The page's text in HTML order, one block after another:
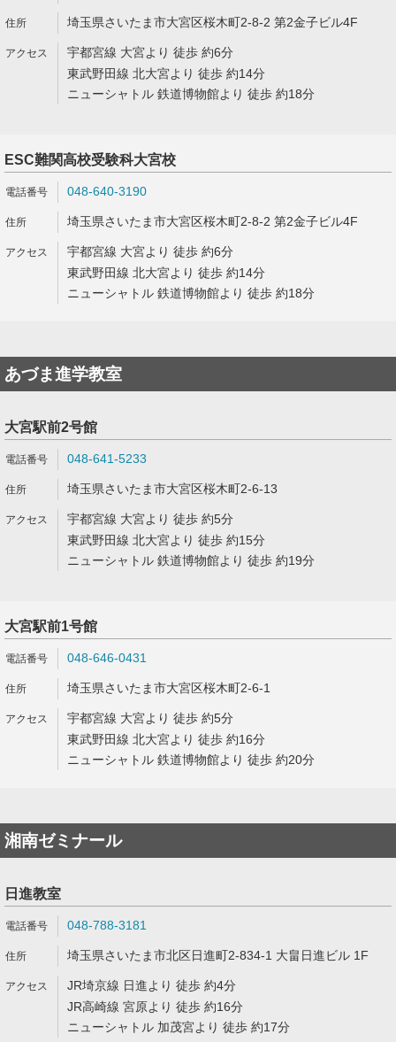
埼玉県さいたま市大宮区桜木町2-8-2 第2金子ビル4F
宇都宮線 大宮より 徒歩 約6分
東武野田線 北大宮より 徒歩 約14分
ニューシャトル 鉄道博物館より 徒歩 約18分
ESC難関高校受験科大宮校
048-640-3190
埼玉県さいたま市大宮区桜木町2-8-2 第2金子ビル4F
宇都宮線 大宮より 徒歩 約6分
東武野田線 北大宮より 徒歩 約14分
ニューシャトル 鉄道博物館より 徒歩 約18分
あづま進学教室
大宮駅前2号館
048-641-5233
埼玉県さいたま市大宮区桜木町2-6-13
宇都宮線 大宮より 徒歩 約5分
東武野田線 北大宮より 徒歩 約15分
ニューシャトル 鉄道博物館より 徒歩 約19分
大宮駅前1号館
048-646-0431
埼玉県さいたま市大宮区桜木町2-6-1
宇都宮線 大宮より 徒歩 約5分
東武野田線 北大宮より 徒歩 約16分
ニューシャトル 鉄道博物館より 徒歩 約20分
湘南ゼミナール
日進教室
048-788-3181
埼玉県さいたま市北区日進町2-834-1 大畠日進ビル 1F
JR埼京線 日進より 徒歩 約4分
JR高崎線 宮原より 徒歩 約16分
ニューシャトル 加茂宮より 徒歩 約17分